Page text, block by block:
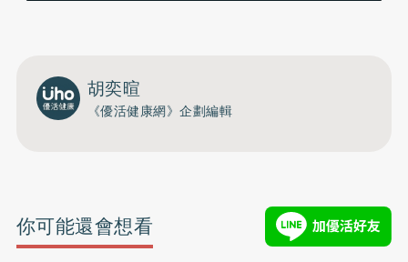
胡奕暄
《優活健康網》企劃編輯
你可能還會想看